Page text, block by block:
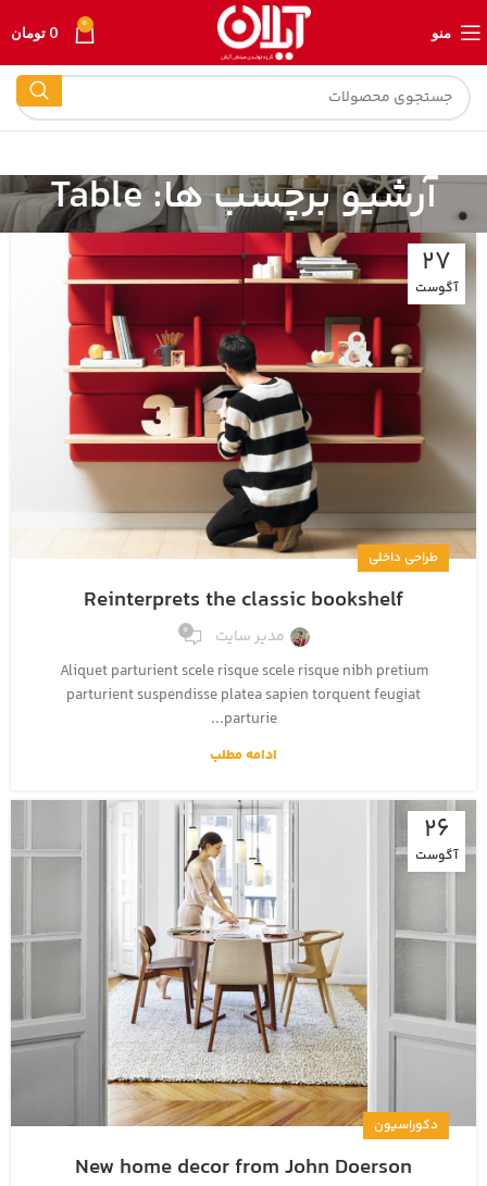
منو 0
0 تومان
آرشیو برچسب ها: Table
27
آگوست
طراحی داخلی
Reinterprets the classic bookshelf
مدیر سایت 0
Aliquet parturient scele risque scele risque nibh pretium
parturient suspendisse platea sapien torquent feugiat
parturie...
ادامه مطلب
26
آگوست
دکوراسیون
New home decor from John Doerson